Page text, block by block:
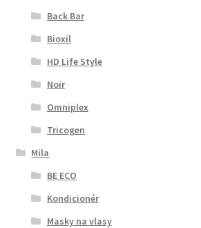
Back Bar
Bioxil
HD Life Style
Noir
Omniplex
Tricogen
Mila
BE ECO
Kondicionér
Masky na vlasy